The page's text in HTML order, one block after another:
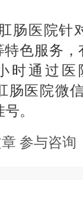
肠医院针
特色服务
时通过医
肠医院微
。
参与咨询